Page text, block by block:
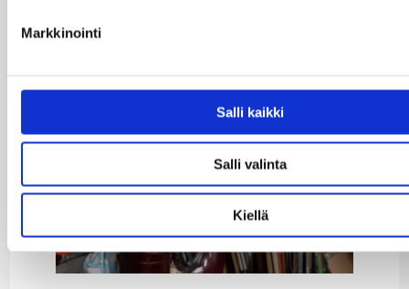
Markkinointi
Salli kaikki
Salli valinta
Kiellä